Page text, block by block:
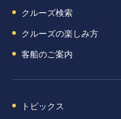
クルーズ検索
クルーズの楽しみ方
客船のご案内
トピックス